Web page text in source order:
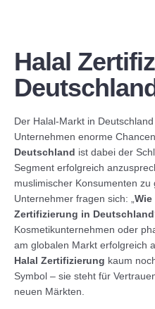
ISO 13485 Management
ISO 50001
Medizinprodukte 93/42/
Richtlinie über Aufzüge
Persönliche
Zeichen
Halal
Der Halal-Markt in
Unternehmen enorme
Deutschland ist dabei der
Segment erfolgreich
muslimischer Konsumenten zu
Unternehmer fragen sich: „ Wie
Zertifizierung in
Kosmetikunternehmen oder
am globalen Markt erfolgreich
Halal Zertifizierung kaum
Symbol – sie steht für
neuen Märkten.